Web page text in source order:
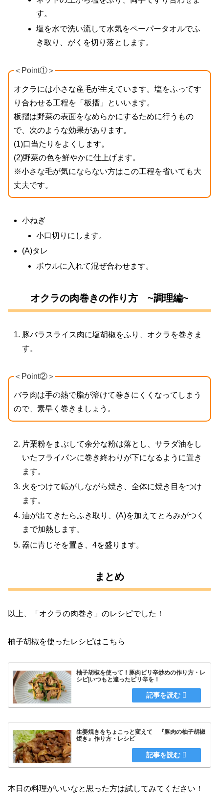
す。
塩を水で洗い流して水気をペーパータオルでふ
き取り、がくを切り落とします。
＜Point①＞
オクラには小さな産毛が生えています。塩をふってす
り合わせる工程を「板摺」といいます。
板摺は野菜の表面をなめらかにするために行うもの
で、次のような効果があります。
(1)口当たりをよくします。
(2)野菜の色を鮮やかに仕上げます。
※小さな毛が気にならない方はこの工程を省いても大
丈夫です。
小ねぎ
小口切りにします。
(A)タレ
ボウルに入れて混ぜ合わせます。
オクラの肉巻きの作り方 ~調理編~
豚バラスライス肉に塩胡椒をふり、オクラを巻きま
す。
＜Point②＞
バラ肉は手の熱で脂が溶けて巻きにくくなってしまう
ので、素早く巻きましょう。
片栗粉をまぶして余分な粉は落とし、サラダ油をし
いたフライパンに巻き終わりが下になるように置き
ます。
火をつけて転がしながら焼き、全体に焼き目をつけ
ます。
油が出てきたらふき取り、(A)を加えてとろみがつく
まで加熱します。
器に青じそを置き、4を盛ります。
まとめ
以上、「オクラの肉巻き」のレシピでした！
柚子胡椒を使ったレシピはこちら
柚子胡椒を使って！豚肉ピリ辛炒めの作り方・レ
シピ|いつもと違ったピリ辛を！
生姜焼きをちょこっと変えて 『豚肉の柚子胡椒
焼き』作り方・レシピ
本日の料理がいいなと思った方は試してみてください！